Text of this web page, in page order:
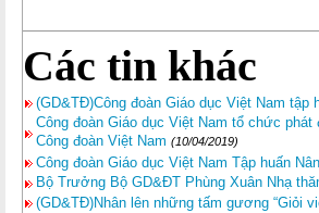
Các tin khác
(GD&TĐ)Công đoàn Giáo dục Việt Nam tập
Công đoàn Giáo dục Việt Nam tổ chức
Công đoàn Việt Nam (10/04/2019)
Công đoàn Giáo dục Việt Nam Tập huấn
Bộ Trưởng Bộ GD&ĐT Phùng Xuân Nhạ
(GD&TĐ)Nhân lên những tấm gương “Giỏi